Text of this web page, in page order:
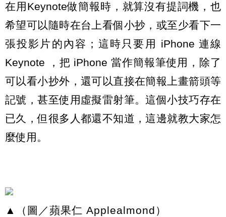
在用Keynote做簡報時，就算沒有提詞機，也
希望可以隨時在台上看個小抄，或至少看下一
張投影片的內容；這時只要用 iPhone 連線
Keynote ，把 iPhone 當作簡報筆使用，除了
可以看小抄外，還可以直接在簡報上畫箭頭等
記號，甚至使用虛擬雷射筆。這個小技巧存在
已久，但很多人都還不知道，這邊就教大家怎
麼使用。
▲（圖／蘋果仁 Applealmond）